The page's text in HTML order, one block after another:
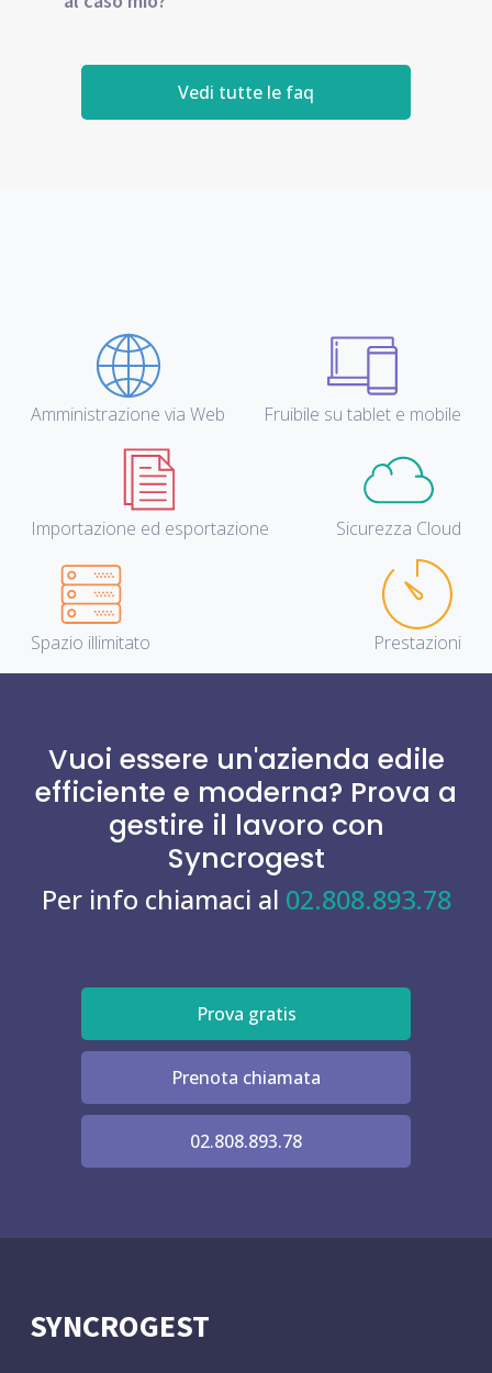
Vedi tutte le faq
Amministrazione via Web Fruibile su tablet e mobile
Importazione ed esportazione Sicurezza Cloud
Spazio illimitato Prestazioni
Vuoi essere un'azienda edile
efficiente e moderna? Prova a
gestire il lavoro con
Syncrogest
Per info chiamaci al 02.808.893.78
Prova gratis
Prenota chiamata
02.808.893.78
SYNCROGEST